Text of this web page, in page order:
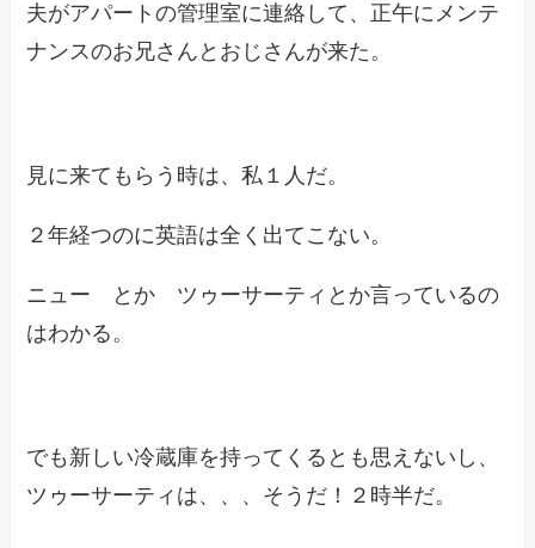
夫がアパートの管理室に連絡して、正午にメンテ
ナンスのお兄さんとおじさんが来た。
見に来てもらう時は、私１人だ。
２年経つのに英語は全く出てこない。
ニュー とか ツゥーサーティとか言っているの
はわかる。
でも新しい冷蔵庫を持ってくるとも思えないし、
ツゥーサーティは、、、そうだ！２時半だ。